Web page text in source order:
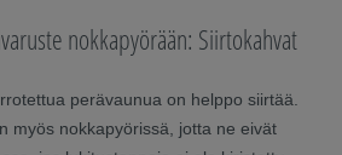
nokkapyörään: Siirtokahvat
perävaunua on helppo siirtää.
myös nokkapyörissä, jotta ne eivät